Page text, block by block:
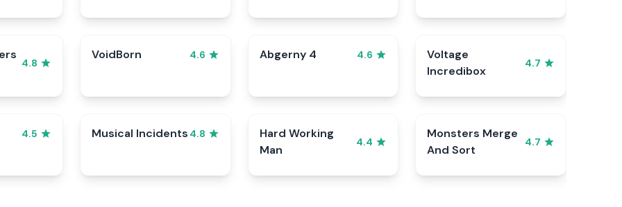
4.8
VoidBorn 4.6 Abgerny 4 4.6
Voltage
Incredibox
4.7
4.5 Musical Incidents 4.8
Hard Working
Man
4.4
Monsters Merge
And Sort
4.7